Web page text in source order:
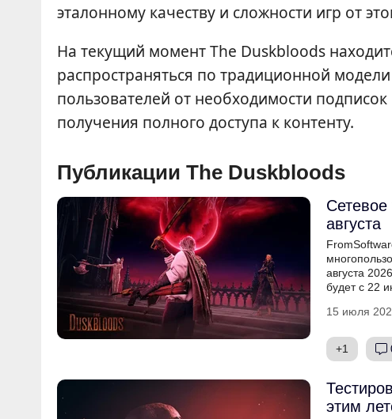
эталонному качеству и сложности игр от
На текущий момент The Duskbloods
распространяться по традиционной
пользователей от необходимости
получения полного доступа к контенту.
Публикации The Duskbloods
Сетевое
августа
августа
будет с 22
15 июля
+1
этим